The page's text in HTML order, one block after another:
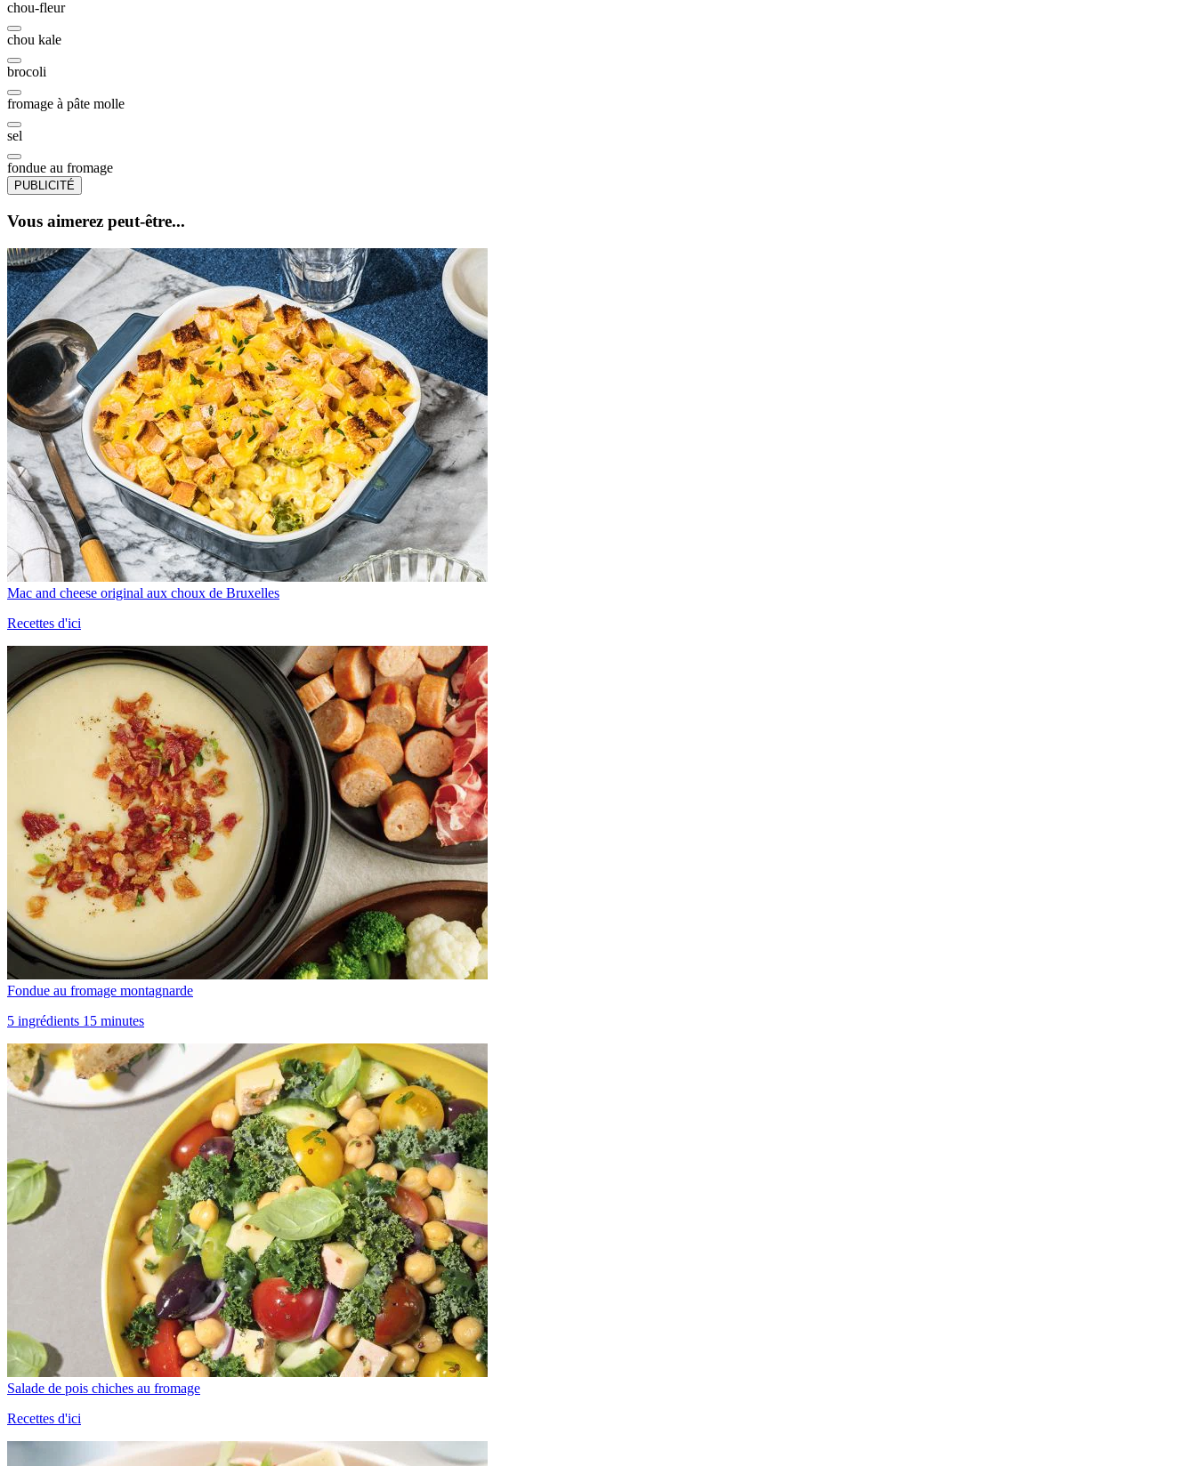
chou-fleur
chou kale
brocoli
fromage à pâte molle
sel
fondue au fromage
PUBLICITÉ
Vous aimerez peut-être...
Mac and cheese original aux choux de Bruxelles
Recettes d'ici
Fondue au fromage montagnarde
5 ingrédients 15 minutes
Salade de pois chiches au fromage
Recettes d'ici